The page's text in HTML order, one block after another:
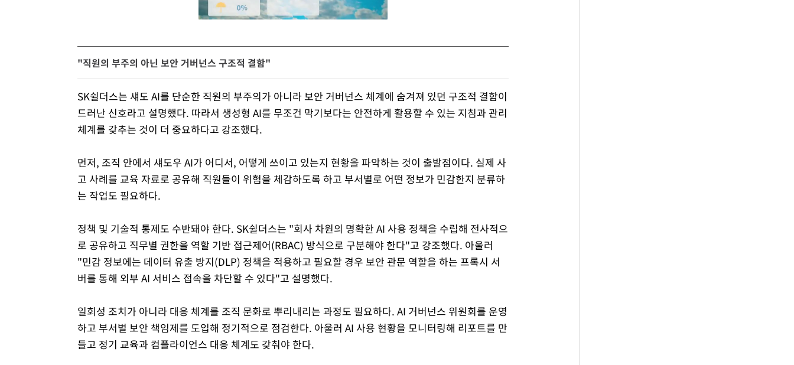
"직원의 부주의 아닌 보안 거버넌스 구조적 결함"
SK쉴더스는 섀도 AI를 단순한 직원의 부주의가 아니라 보안 거버넌스 체계에 숨겨져 있던 구조적 결함이
드러난 신호라고 설명했다. 따라서 생성형 AI를 무조건 막기보다는 안전하게 활용할 수 있는 지침과 관리
체계를 갖추는 것이 더 중요하다고 강조했다.
먼저, 조직 안에서 섀도우 AI가 어디서, 어떻게 쓰이고 있는지 현황을 파악하는 것이 출발점이다. 실제 사
고 사례를 교육 자료로 공유해 직원들이 위험을 체감하도록 하고 부서별로 어떤 정보가 민감한지 분류하
는 작업도 필요하다.
정책 및 기술적 통제도 수반돼야 한다. SK쉴더스는 "회사 차원의 명확한 AI 사용 정책을 수립해 전사적으
로 공유하고 직무별 권한을 역할 기반 접근제어(RBAC) 방식으로 구분해야 한다"고 강조했다. 아울러
"민감 정보에는 데이터 유출 방지(DLP) 정책을 적용하고 필요할 경우 보안 관문 역할을 하는 프록시 서
버를 통해 외부 AI 서비스 접속을 차단할 수 있다"고 설명했다.
일회성 조치가 아니라 대응 체계를 조직 문화로 뿌리내리는 과정도 필요하다. AI 거버넌스 위원회를 운영
하고 부서별 보안 책임제를 도입해 정기적으로 점검한다. 아울러 AI 사용 현황을 모니터링해 리포트를 만
들고 정기 교육과 컴플라이언스 대응 체계도 갖춰야 한다.